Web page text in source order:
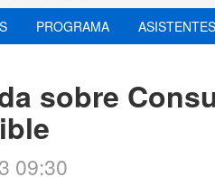
PROGRAMA ASISTENTES
sobre
09:30